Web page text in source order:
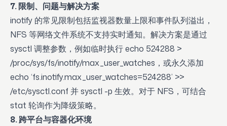
7. 限制、问题与解决方案
inotify 的常见限制包括监视器数量上限和事件队列溢出，
NFS 等网络文件系统不支持实时通知。解决方案是通过
sysctl 调整参数，例如临时执行 echo 524288 >
/proc/sys/fs/inotify/max_user_watches，或永久添加
echo ‘fs.inotify.max_user_watches=524288’ >>
/etc/sysctl.conf 并 sysctl -p 生效。对于 NFS，可结合
stat 轮询作为降级策略。
8. 跨平台与容器化环境